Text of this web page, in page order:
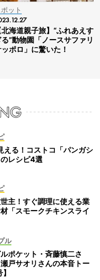
ポット
北海道親子旅】“ふれあえす
る”動物園「ノースサファリ
ポロ」に驚いた！
える！コストコ「パンガシ
レシピ4選
主！すぐ調理に使える業
「スモークチキンスライ
ル
ポケット・斉藤慎二さ
戸サオリさんの本音トー